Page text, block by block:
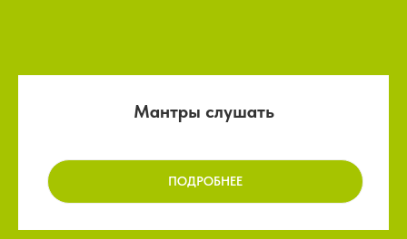
Мантры слушать
ПОДРОБНЕЕ